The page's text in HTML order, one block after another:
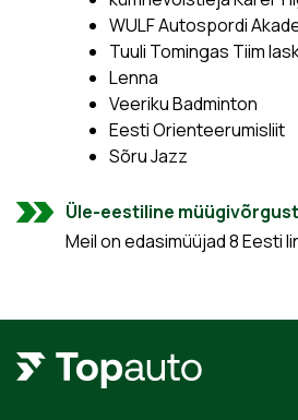
WULF Autospordi
Tuuli Tomingas Tiim
Lenna
Veeriku Badminton
Eesti Orienteerumisliit
Sõru Jazz
Üle-eestiline
Meil on edasimüüjad 8 Eesti